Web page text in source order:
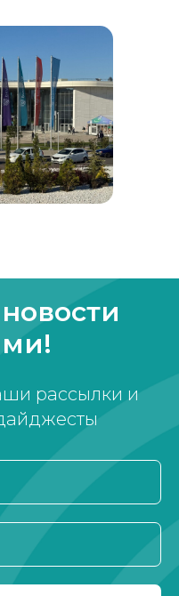
рассылки и